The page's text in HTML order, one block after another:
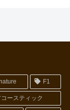
F1
コースティック